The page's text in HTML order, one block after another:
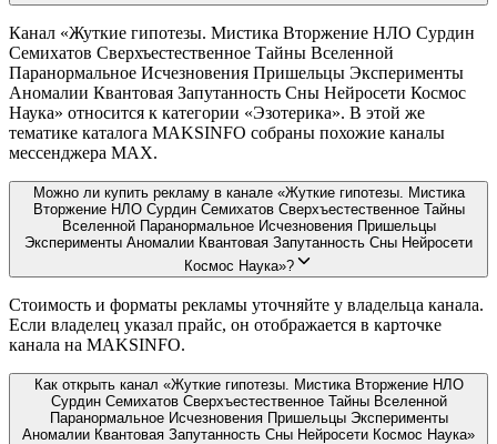
Канал «Жуткие гипотезы. Мистика Вторжение НЛО Сурдин
Семихатов Сверхъестественное Тайны Вселенной
Паранормальное Исчезновения Пришельцы Эксперименты
Аномалии Квантовая Запутанность Сны Нейросети Космос
Наука» относится к категории «Эзотерика». В этой же
тематике каталога MAKSINFO собраны похожие каналы
мессенджера MAX.
Можно ли купить рекламу в канале «Жуткие гипотезы. Мистика
Вторжение НЛО Сурдин Семихатов Сверхъестественное Тайны
Вселенной Паранормальное Исчезновения Пришельцы
Эксперименты Аномалии Квантовая Запутанность Сны Нейросети
Космос Наука»?
Стоимость и форматы рекламы уточняйте у владельца канала.
Если владелец указал прайс, он отображается в карточке
канала на MAKSINFO.
Как открыть канал «Жуткие гипотезы. Мистика Вторжение НЛО
Сурдин Семихатов Сверхъестественное Тайны Вселенной
Паранормальное Исчезновения Пришельцы Эксперименты
Аномалии Квантовая Запутанность Сны Нейросети Космос Наука»